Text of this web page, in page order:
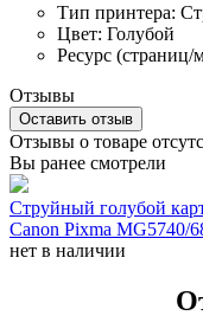
Тип принтера:
Цвет: Голубой
Ресурс
Отзывы
Оставить отзыв
Отзывы о товаре
Вы ранее смотрели
Струйный голубой
Canon Pixma MG5740/
нет в наличии